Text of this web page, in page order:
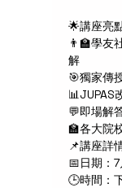
🌟講座亮
👨‍🏫學友
解
🎯獨家傳
📊JUPAS
💬即場解
🏫各大院
📌講座詳
📅日期：7
🕒時間：